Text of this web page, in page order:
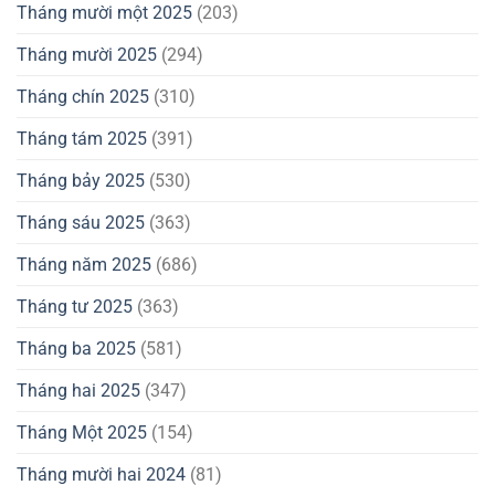
Tháng mười một 2025 (203)
Tháng mười 2025 (294)
Tháng chín 2025 (310)
Tháng tám 2025 (391)
Tháng bảy 2025 (530)
Tháng sáu 2025 (363)
Tháng năm 2025 (686)
Tháng tư 2025 (363)
Tháng ba 2025 (581)
Tháng hai 2025 (347)
Tháng Một 2025 (154)
Tháng mười hai 2024 (81)